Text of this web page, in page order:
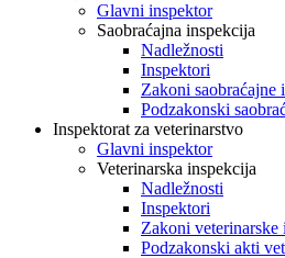
Glavni inspektor
Saobraćajna inspekcija
Nadležnosti
Inspektori
Zakoni saobraćajne
Podzakonski
Inspektorat za veterinarstvo
Glavni inspektor
Veterinarska inspekcija
Nadležnosti
Inspektori
Zakoni veterinarske
Podzakonski akti